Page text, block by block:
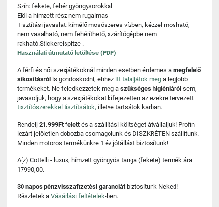
Szín: fekete, fehér gyöngysorokkal
Elöl a hímzett rész nem rugalmas
Tisztítási javaslat: kímélő mosószeres vízben, kézzel mosható,
nem vasalható, nem fehéríthető, szárítógépbe nem
rakható.Stickereispitze .
Használati útmutató letöltése (PDF)
A férfi és női szexjátékoknál minden esetben érdemes a megfelelő
síkosításról is gondoskodni, ehhez itt találjátok meg a legjobb
termékeket. Ne feledkezzetek meg a szükséges higiéniáról sem,
javasoljuk, hogy a szexjátékokat kifejezetten az ezekre tervezett
tisztítószerekkel tisztítsátok, illetve tartsátok karban.
Rendelj 21.999Ft felettés a szállítási költséget átvállaljuk! Profin
lezárt jelöletlen dobozba csomagolunk és DISZKRÉTEN szállítunk.
Minden motoros termékünkre 1 év jótállást biztosítunk!
A(z) Cottelli - luxus, hímzett gyöngyös tanga (fekete) termék ára
17990,00.
30 napos pénzvisszafizetési garanciát biztosítunk Neked!
Részletek a Vásárlási feltételek-ben.